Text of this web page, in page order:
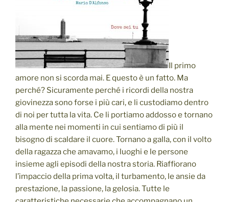
Il primo
amore non si scorda mai. E questo è un fatto. Ma
perché? Sicuramente perché i ricordi della nostra
giovinezza sono forse i più cari, e li custodiamo dentro
di noi per tutta la vita. Ce li portiamo addosso e tornano
alla mente nei momenti in cui sentiamo di più il
bisogno di scaldare il cuore. Tornano a galla, con il volto
della ragazza che amavamo, i luoghi e le persone
insieme agli episodi della nostra storia. Riaffiorano
l’impaccio della prima volta, il turbamento, le ansie da
prestazione, la passione, la gelosia. Tutte le